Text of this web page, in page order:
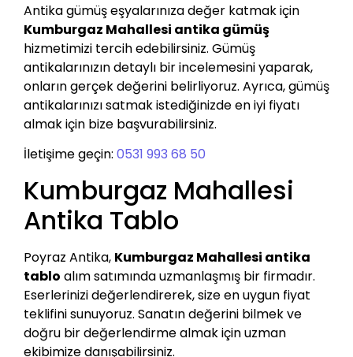
Antika gümüş eşyalarınıza değer katmak için
Kumburgaz Mahallesi antika gümüş
hizmetimizi tercih edebilirsiniz. Gümüş
antikalarınızın detaylı bir incelemesini yaparak,
onların gerçek değerini belirliyoruz. Ayrıca, gümüş
antikalarınızı satmak istediğinizde en iyi fiyatı
almak için bize başvurabilirsiniz.
İletişime geçin: 0531 993 68 50
Kumburgaz Mahallesi
Antika Tablo
Poyraz Antika, Kumburgaz Mahallesi antika
tablo alım satımında uzmanlaşmış bir firmadır.
Eserlerinizi değerlendirerek, size en uygun fiyat
teklifini sunuyoruz. Sanatın değerini bilmek ve
doğru bir değerlendirme almak için uzman
ekibimize danışabilirsiniz.